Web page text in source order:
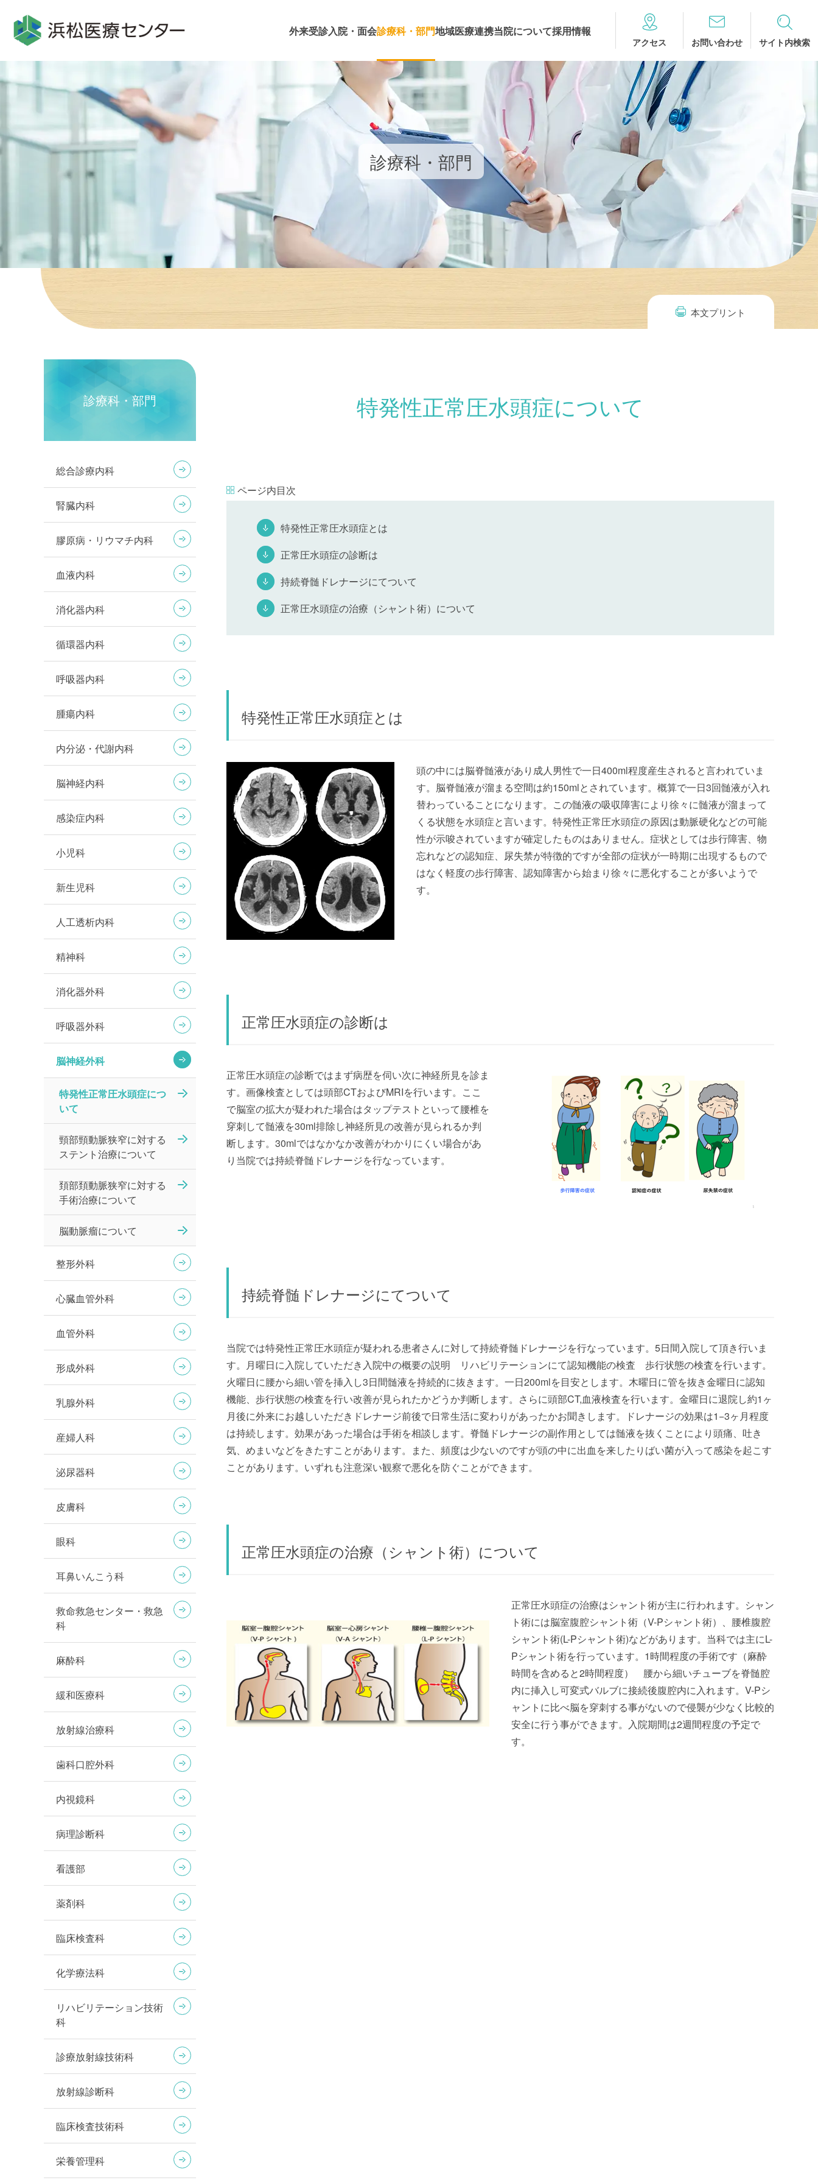
バ
ル
ー
ル
ナ
シ
ー
へ
外来受診入院・面会診療科・部門地域医療連携当院について採用情報
アクセス お問い合わせ サイト内検索
診療科・部門
本文プリント
特発性正常圧水頭症について
ページ内目次
特発性正常圧水頭症とは
正常圧水頭症の診断は
持続脊髄ドレナージにてついて
正常圧水頭症の治療（シャント術）について
特発性正常圧水頭症とは
頭の中には脳脊髄液があり成人男性で一日400ml程度産生されると言われていま
す。脳脊髄液が溜まる空間は約150mlとされています。概算で一日3回髄液が入れ
替わっていることになります。この髄液の吸収障害により徐々に髄液が溜まって
くる状態を水頭症と言います。特発性正常圧水頭症の原因は動脈硬化などの可能
性が示唆されていますが確定したものはありません。症状としては歩行障害、物
忘れなどの認知症、尿失禁が特徴的ですが全部の症状が一時期に出現するもので
はなく軽度の歩行障害、認知障害から始まり徐々に悪化することが多いようで
す。
正常圧水頭症の診断は
正常圧水頭症の診断ではまず病歴を伺い次に神経所見を診ま
す。画像検査としては頭部CTおよびMRIを行います。ここ
で脳室の拡大が疑われた場合はタップテストといって腰椎を
穿刺して髄液を30ml排除し神経所見の改善が見られるか判
断します。30mlではなかなか改善がわかりにくい場合があ
り当院では持続脊髄ドレナージを行なっています。
持続脊髄ドレナージにてついて
当院では特発性正常圧水頭症が疑われる患者さんに対して持続脊髄ドレナージを行なっています。5日間入院して頂き行いま
す。月曜日に入院していただき入院中の概要の説明 リハビリテーションにて認知機能の検査 歩行状態の検査を行います。
火曜日に腰から細い管を挿入し3日間髄液を持続的に抜きます。一日200mlを目安とします。木曜日に管を抜き金曜日に認知
機能、歩行状態の検査を行い改善が見られたかどうか判断します。さらに頭部CT,血液検査を行います。金曜日に退院し約1ヶ
月後に外来にお越しいただきドレナージ前後で日常生活に変わりがあったかお聞きします。ドレナージの効果は1−3ヶ月程度
は持続します。効果があった場合は手術を相談します。脊髄ドレナージの副作用としては髄液を抜くことにより頭痛、吐き
気、めまいなどをきたすことがあります。また、頻度は少ないのですが頭の中に出血を来したりばい菌が入って感染を起こす
ことがあります。いずれも注意深い観察で悪化を防ぐことができます。
正常圧水頭症の治療（シャント術）について
正常圧水頭症の治療はシャント術が主に行われます。シャン
ト術には脳室腹腔シャント術（V-Pシャント術）、腰椎腹腔
シャント術(L-Pシャント術)などがあります。当科では主にL-
Pシャント術を行っています。1時間程度の手術です（麻酔
時間を含めると2時間程度） 腰から細いチューブを脊髄腔
内に挿入し可変式バルブに接続後腹腔内に入れます。V-Pシ
ャントに比べ脳を穿刺する事がないので侵襲が少なく比較的
安全に行う事ができます。入院期間は2週間程度の予定で
す。
診療科・部門
総合診療内科
腎臓内科
膠原病・リウマチ内科
血液内科
消化器内科
循環器内科
呼吸器内科
腫瘍内科
内分泌・代謝内科
脳神経内科
感染症内科
小児科
新生児科
人工透析内科
精神科
消化器外科
呼吸器外科
脳神経外科
特発性正常圧水頭症につ
いて
頸部頸動脈狭窄に対する
ステント治療について
頚部頚動脈狭窄に対する
手術治療について
脳動脈瘤について
整形外科
心臓血管外科
血管外科
形成外科
乳腺外科
産婦人科
泌尿器科
皮膚科
眼科
耳鼻いんこう科
救命救急センター・救急
科
麻酔科
緩和医療科
放射線治療科
歯科口腔外科
内視鏡科
病理診断科
看護部
薬剤科
臨床検査科
化学療法科
リハビリテーション技術
科
診療放射線技術科
放射線診断科
臨床検査技術科
栄養管理科